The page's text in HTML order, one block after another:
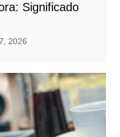
Significado
2026